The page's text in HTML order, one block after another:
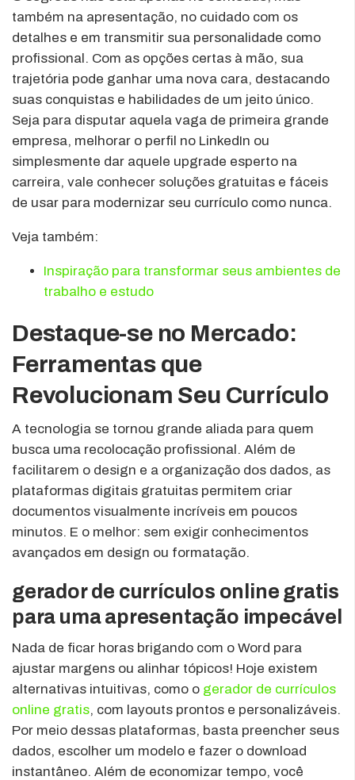
também na apresentação, no cuidado com os
detalhes e em transmitir sua personalidade como
profissional. Com as opções certas à mão, sua
trajetória pode ganhar uma nova cara, destacando
suas conquistas e habilidades de um jeito único.
Seja para disputar aquela vaga de primeira grande
empresa, melhorar o perfil no LinkedIn ou
simplesmente dar aquele upgrade esperto na
carreira, vale conhecer soluções gratuitas e fáceis
de usar para modernizar seu currículo como nunca.
Veja também:
Inspiração para transformar seus ambientes de
trabalho e estudo
Destaque-se no Mercado:
Ferramentas que
Revolucionam Seu Currículo
A tecnologia se tornou grande aliada para quem
busca uma recolocação profissional. Além de
facilitarem o design e a organização dos dados, as
plataformas digitais gratuitas permitem criar
documentos visualmente incríveis em poucos
minutos. E o melhor: sem exigir conhecimentos
avançados em design ou formatação.
gerador de currículos online gratis
para uma apresentação impecável
Nada de ficar horas brigando com o Word para
ajustar margens ou alinhar tópicos! Hoje existem
alternativas intuitivas, como o gerador de currículos
online gratis, com layouts prontos e personalizáveis.
Por meio dessas plataformas, basta preencher seus
dados, escolher um modelo e fazer o download
instantâneo. Além de economizar tempo, você